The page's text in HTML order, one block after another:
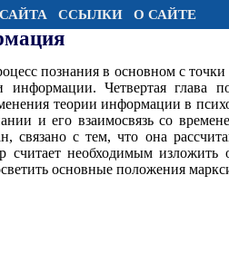
ССЫЛКИ О САЙТЕ
познания в основном с точки
информации. Четвертая глава
теории информации в
и его взаимосвязь со
связано с тем, что она
считает необходимым
основные положения